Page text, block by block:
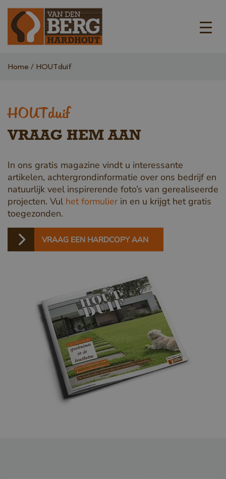
Home HOUTduif
HOUTduif
VRAAG HEM AAN
In ons gratis magazine vindt u interessante
artikelen, achtergrondinformatie over ons bedrijf en
natuurlijk veel inspirerende foto’s van gerealiseerde
projecten. Vul het formulierin en u krijgt het gratis
toegezonden.
VRAAG EEN HARDCOPY AAN